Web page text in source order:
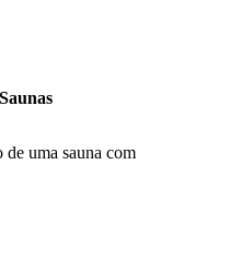
de uma sauna com